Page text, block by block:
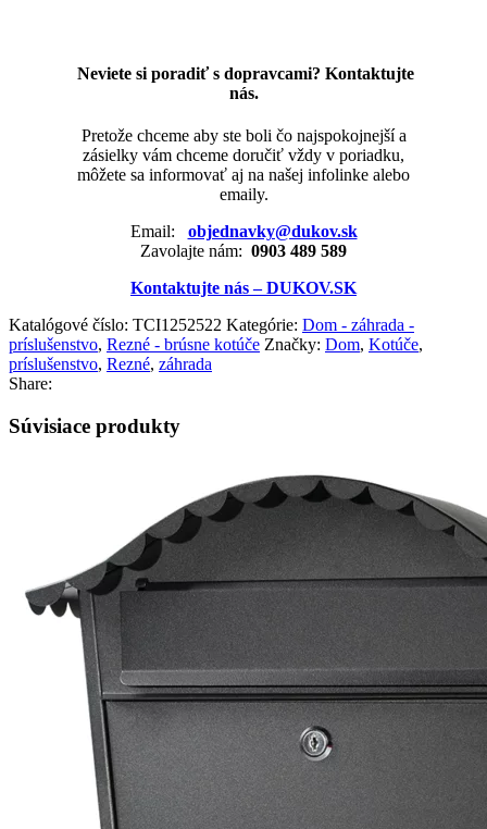
Neviete si poradiť s dopravcami? Kontaktujte
nás.
Pretože chceme aby ste boli čo najspokojnejší a
zásielky vám chceme doručiť vždy v poriadku,
môžete sa informovať aj na našej infolinke alebo
emaily.
Email: objednavky@dukov.sk
Zavolajte nám: 0903 489 589
Kontaktujte nás – DUKOV.SK
Katalógové číslo: TCI1252522 Kategórie: Dom - záhrada -
príslušenstvo, Rezné - brúsne kotúče Značky: Dom, Kotúče,
príslušenstvo, Rezné, záhrada
Share:
Súvisiace produkty